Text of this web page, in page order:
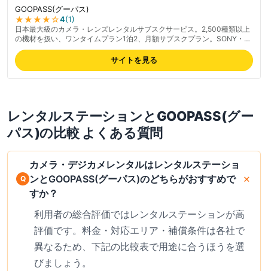
GOOPASS(グーパス)
★★★★☆4(1)
日本最大級のカメラ・レンズレンタルサブスクサービス。2,500種類以上
の機材を扱い、ワンタイムプラン1泊2、月額サブスクプラン。SONY・
Canon・Nikon・FUJIFILM・Panasonic・Leica・DJI・GoPro他多数の
ブランドに対応。最短当日発送・最長30日前予約・コンビニ返却対応で
初心者からプロまで幅広く支持。最新の料金は公式サイトでご確認くださ
い。
サイトを見る
レンタルステーションとGOOPASS(グー
パス)の比較 よくある質問
カメラ・デジカメレンタルはレンタルステーショ
ンとGOOPASS(グーパス)のどちらがおすすめで
すか？
利用者の総合評価ではレンタルステーションが高
評価です。料金・対応エリア・補償条件は各社で
異なるため、下記の比較表で用途に合うほうを選
びましょう。